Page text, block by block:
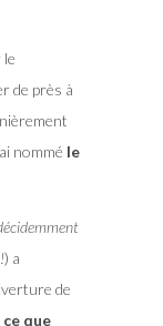
le
de près à
nommé le
) a
de
que